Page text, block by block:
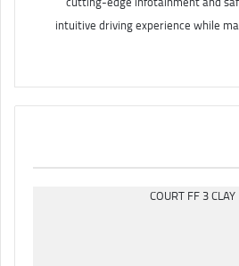
intuitive driving experience while